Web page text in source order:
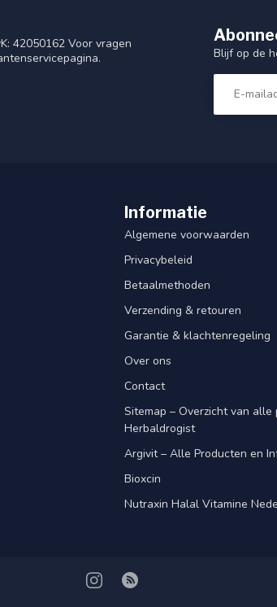
42050162 Voor vragen
Blijf op de
Informatie
Algemene voorwaarden
Privacybeleid
Betaalmethoden
Verzending & retouren
Garantie & klachtenregeling
Over ons
Contact
Sitemap – Overzicht van alle
Herbaldrogist
Argivit – Alle Producten en
Bioxcin
Nutraxin Halal Vitamine